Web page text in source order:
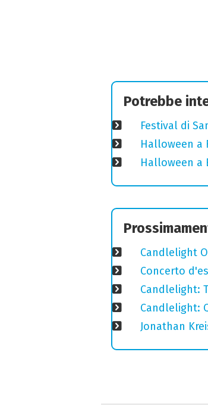
Potrebbe
Festival di
Halloween a
Halloween a
Candlelight
Concerto
Candlelight:
Candlelight:
Jonathan